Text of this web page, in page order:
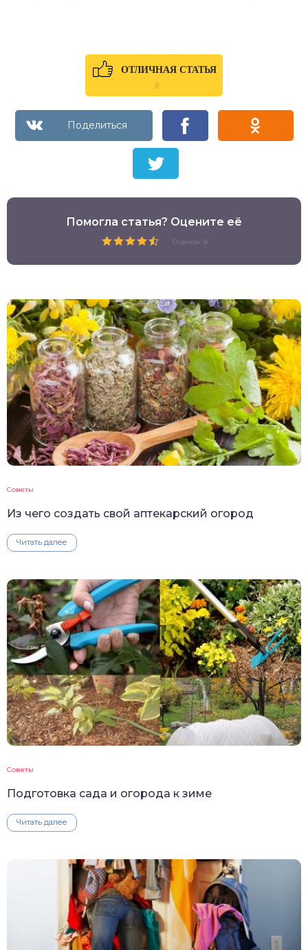
ОТЛИЧНАЯ СТАТЬЯ
0
Помогла статья? Оцените её
Оценок: 8
Советы
Из чего создать свой аптекарский огород
Читать далее
Советы
Подготовка сада и огорода к зиме
Читать далее